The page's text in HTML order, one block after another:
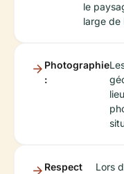
le
large de
Photographie
:
Respect
Lors